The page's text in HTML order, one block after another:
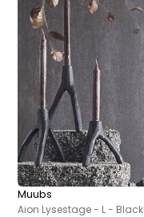
Muubs
Aion Lysestage - L - Black